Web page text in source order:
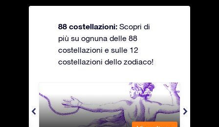
88 costellazioni: Scopri di
più su ognuna delle 88
costellazioni e sulle 12
costellazioni dello zodiaco!
Andromeda - La fanciulla in catene